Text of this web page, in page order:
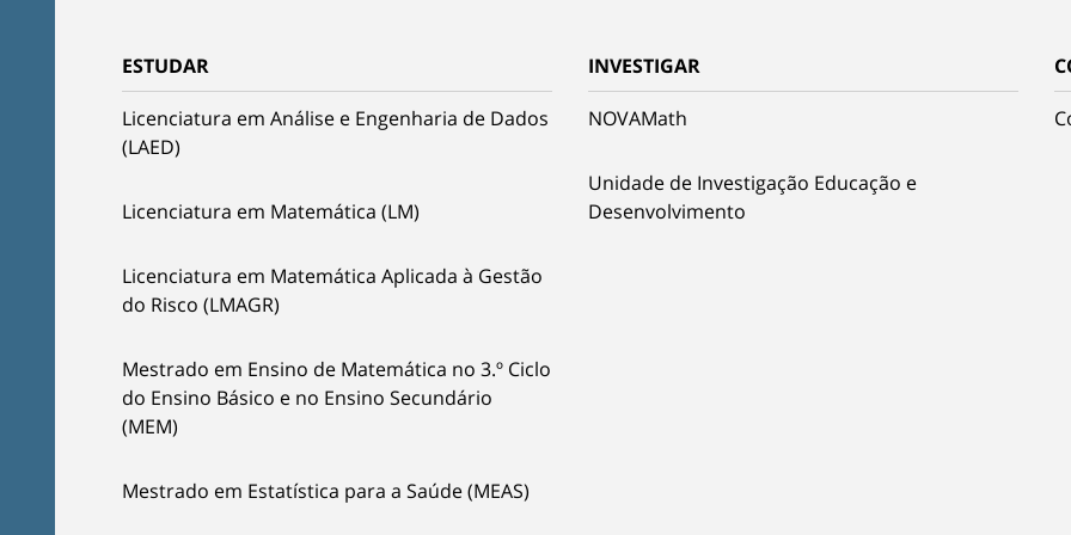
ESTUDAR
Licenciatura em Análise e Engenharia de Dados
(LAED)
Licenciatura em Matemática (LM)
Licenciatura em Matemática Aplicada à Gestão
do Risco (LMAGR)
Mestrado em Ensino de Matemática no 3.º Ciclo
do Ensino Básico e no Ensino Secundário
(MEM)
Mestrado em Estatística para a Saúde (MEAS)
INVESTIGAR
NOVAMath
Unidade de Investigação Educação e
Desenvolvimento